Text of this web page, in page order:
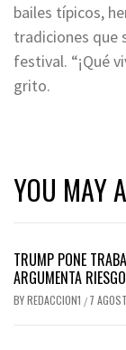
bailes típicos,
tradiciones que
festival. “¡Qué
grito.
YOU MAY
TRUMP PONE
ARGUMENTA
BYREDACCION1 / 7